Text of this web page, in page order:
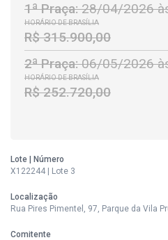
1ª Praça:28/04/2026
HORÁRIO DE BRASÍLIA
R$ 315.900,00
2ª Praça:06/05/2026
HORÁRIO DE BRASÍLIA
R$ 252.720,00
Lote | Número
X122244 | Lote 3
Localização
Rua Pires Pimentel, 97, Parque da Vila
Comitente